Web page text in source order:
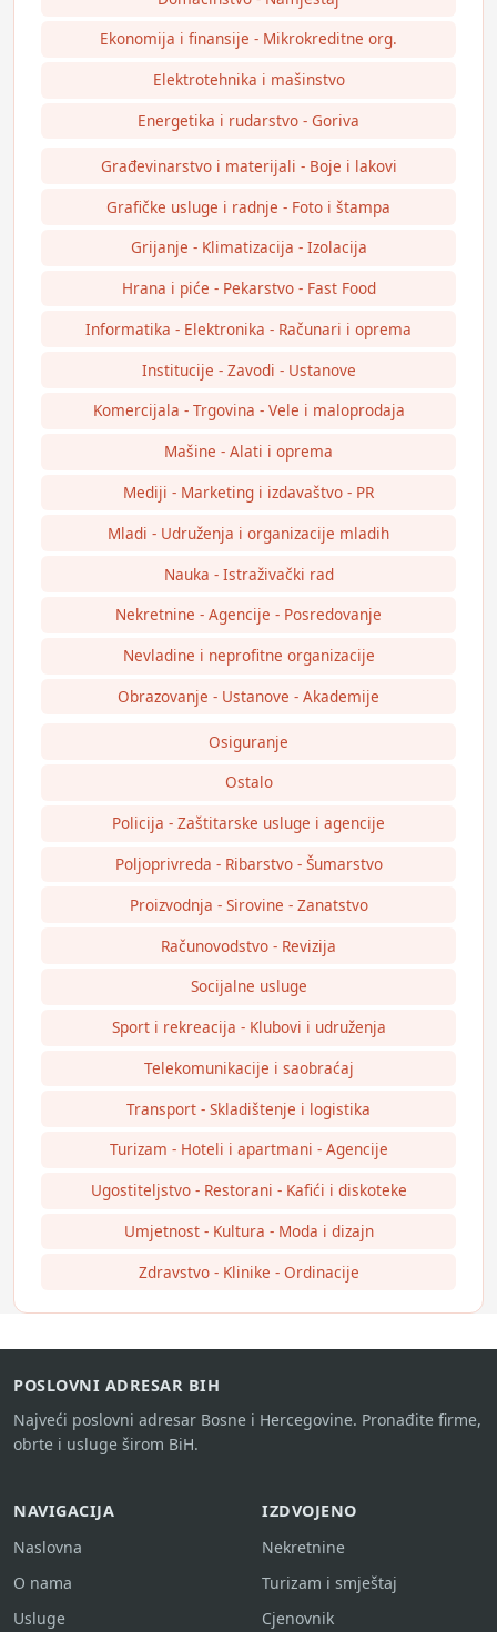
Ekonomija i finansije - Mikrokreditne org.
Elektrotehnika i mašinstvo
Energetika i rudarstvo - Goriva
Građevinarstvo i materijali - Boje i lakovi
Grafičke usluge i radnje - Foto i štampa
Grijanje - Klimatizacija - Izolacija
Hrana i piće - Pekarstvo - Fast Food
Informatika - Elektronika - Računari i oprema
Institucije - Zavodi - Ustanove
Komercijala - Trgovina - Vele i maloprodaja
Mašine - Alati i oprema
Mediji - Marketing i izdavaštvo - PR
Mladi - Udruženja i organizacije mladih
Nauka - Istraživački rad
Nekretnine - Agencije - Posredovanje
Nevladine i neprofitne organizacije
Obrazovanje - Ustanove - Akademije
Osiguranje
Ostalo
Policija - Zaštitarske usluge i agencije
Poljoprivreda - Ribarstvo - Šumarstvo
Proizvodnja - Sirovine - Zanatstvo
Računovodstvo - Revizija
Socijalne usluge
Sport i rekreacija - Klubovi i udruženja
Telekomunikacije i saobraćaj
Transport - Skladištenje i logistika
Turizam - Hoteli i apartmani - Agencije
Ugostiteljstvo - Restorani - Kafići i diskoteke
Umjetnost - Kultura - Moda i dizajn
Zdravstvo - Klinike - Ordinacije
POSLOVNI ADRESAR BIH
Najveći poslovni adresar Bosne i Hercegovine. Pronađite firme,
obrte i usluge širom BiH.
NAVIGACIJA
Naslovna
O nama
Usluge
IZDVOJENO
Nekretnine
Turizam i smještaj
Cjenovnik